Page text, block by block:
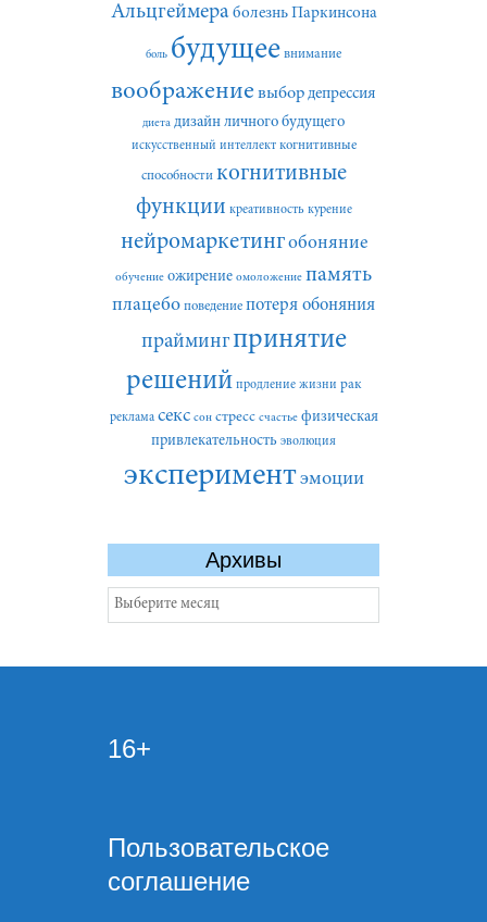
Альцгеймера болезнь Паркинсона
боль будущее внимание
воображение выбор депрессия
диета дизайн личного будущего
искусственный интеллект когнитивные
способности когнитивные
функции креативность курение
нейромаркетингобоняние
обучение ожирение омоложение память
плацебо поведение потеря обоняния
праймингпринятие
решений продление жизни рак
реклама секс сон стресс счастье физическая
привлекательность эволюция
экспериментэмоции
Архивы
Архивы
16+
Пользовательское
соглашение